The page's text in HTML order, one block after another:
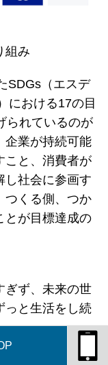
組み
SDGs（エスデ
における17の目
られているのが
企業が持続可能
こと、消費者が
し社会に参画す
つくる側、つか
とが目標達成の
ぎず、未来の世
っと生活をし続